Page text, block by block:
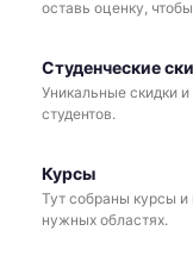
оставь оценку,
Студенческие
Уникальные скидки
студентов.
Курсы
Тут собраны курсы и
нужных областях.